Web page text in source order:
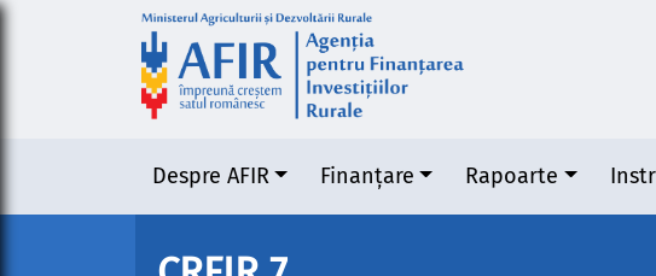
Despre AFIR Finanțare Rapoarte